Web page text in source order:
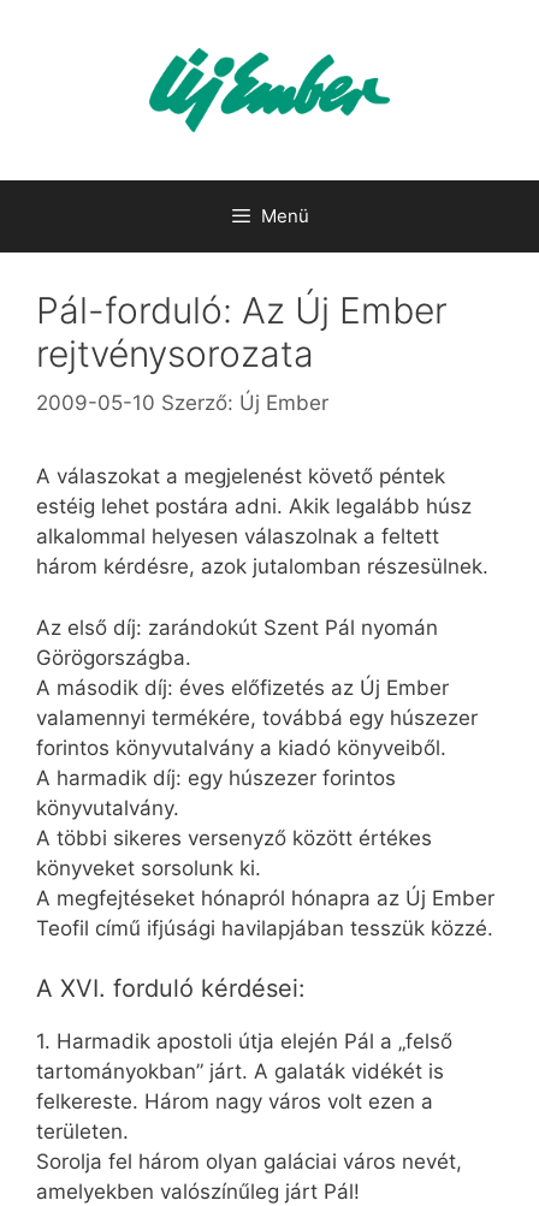
Menü
Pál-forduló: Az Új Ember
rejtvénysorozata
2009-05-10 Szerző: Új Ember
A válaszokat a megjelenést követő péntek
estéig lehet postára adni. Akik legalább húsz
alkalommal helyesen válaszolnak a feltett
három kérdésre, azok jutalomban részesülnek.
Az első díj: zarándokút Szent Pál nyomán
Görögországba.
A második díj: éves előfizetés az Új Ember
valamennyi termékére, továbbá egy húszezer
forintos könyvutalvány a kiadó könyveiből.
A harmadik díj: egy húszezer forintos
könyvutalvány.
A többi sikeres versenyző között értékes
könyveket sorsolunk ki.
A megfejtéseket hónapról hónapra az Új Ember
Teofil című ifjúsági havilapjában tesszük közzé.
A XVI. forduló kérdései:
1. Harmadik apostoli útja elején Pál a „felső
tartományokban” járt. A galaták vidékét is
felkereste. Három nagy város volt ezen a
területen.
Sorolja fel három olyan galáciai város nevét,
amelyekben valószínűleg járt Pál!